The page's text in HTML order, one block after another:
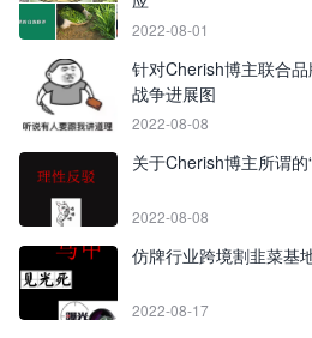
2022-08-01
针对Cherish博主联合
战争进展图
2022-08-08
关于Cherish博主所谓
2022-08-08
仿牌行业跨境割韭菜基
2022-08-17